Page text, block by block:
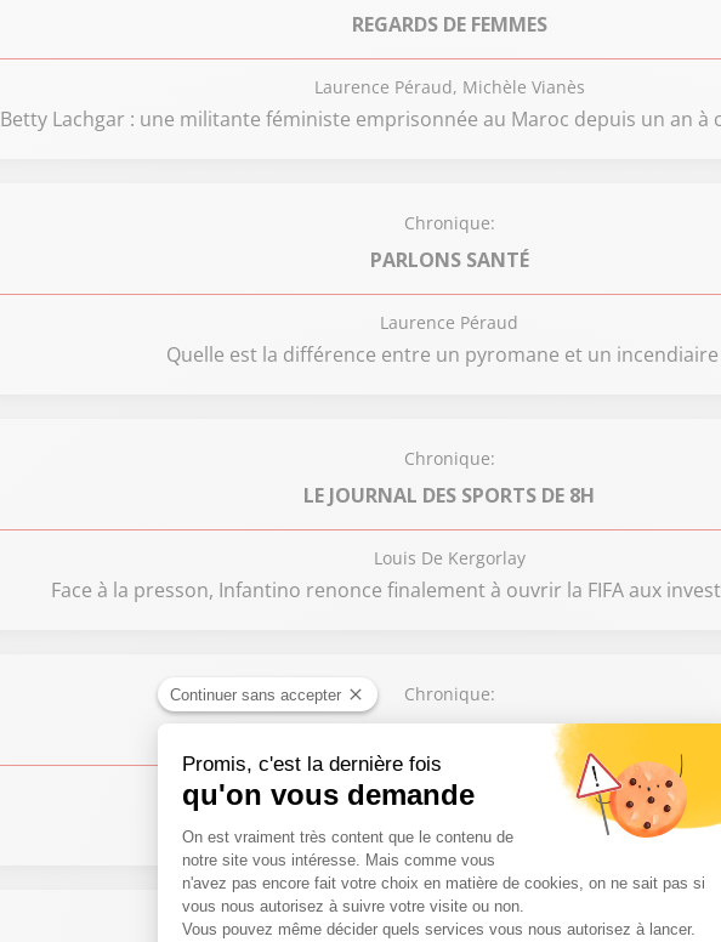
REGARDS DE FEMMES
Laurence Péraud, Michèle Vianès
Betty Lachgar : une militante féministe emprisonnée au Maroc depuis un an à
Chronique:
PARLONS SANTÉ
Laurence Péraud
Quelle est la différence entre un pyromane et un incendiaire
Chronique:
LE JOURNAL DES SPORTS DE 8H
Louis De Kergorlay
Face à la presson, Infantino renonce finalement à ouvrir la FIFA aux
Chronique:
C'EST DANS L'ACTU
Laurence Péraud
Le chassé-croisé des vacances
Chronique: